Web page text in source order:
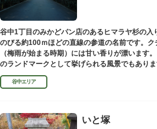
谷中1丁目のみかどパン店のあるヒマラヤ杉の入
のびる約100ｍほどの直線の参道の名前です。
（梅雨が始まる時期）には甘い香りが漂います
のランドマークとして挙げられる風景でもありま
谷中エリア
いと塚